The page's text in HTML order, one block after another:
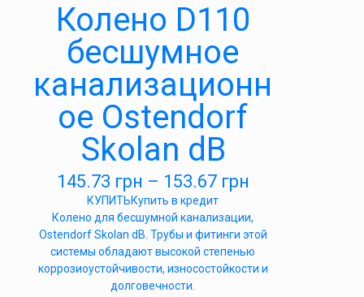
Колено D110
бесшумное
канализационн
ое Ostendorf
Skolan dB
145.73 грн – 153.67 грн
КУПИТЬКупить в кредит
Колено для бесшумной канализации,
Ostendorf Skolan dB. Трубы и фитинги этой
системы обладают высокой степенью
коррозиоустойчивости, износостойкости и
долговечности.